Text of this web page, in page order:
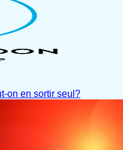
on en sortir seul?